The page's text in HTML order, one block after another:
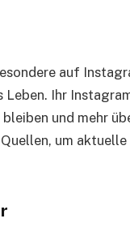
auf
Leben. Ihr
und mehr
um